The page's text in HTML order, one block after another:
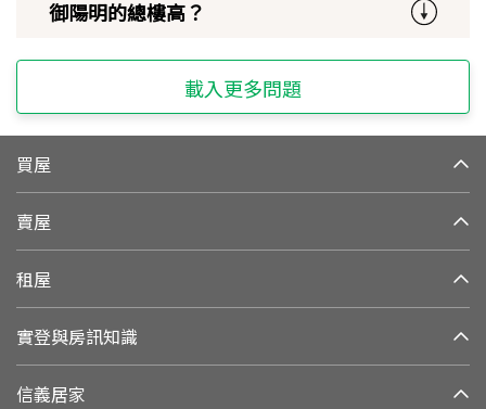
御陽明的總樓高？
載入更多問題
買屋
賣屋
租屋
實登與房訊知識
信義居家